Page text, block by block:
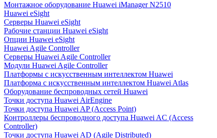
Монтажное оборудование Huawei iManager N2510
Huawei eSight
Серверы Huawei eSight
Рабочие станции Huawei eSight
Опции Huawei eSight
Huawei Agile Controller
Серверы Huawei Agile Controller
Модули Huawei Agile Controller
Платформы с искусственным интеллектом Huawei
Платформа с искусственным интеллектом Huawei Atlas
Оборудование беспроводных сетей Huawei
Точки доступа Huawei AirEngine
Точки доступа Huawei AP (Access Point)
Контроллеры беспроводного доступа Huawei AC (Access
Controller)
Точки доступа Huawei AD (Agile Distributed)